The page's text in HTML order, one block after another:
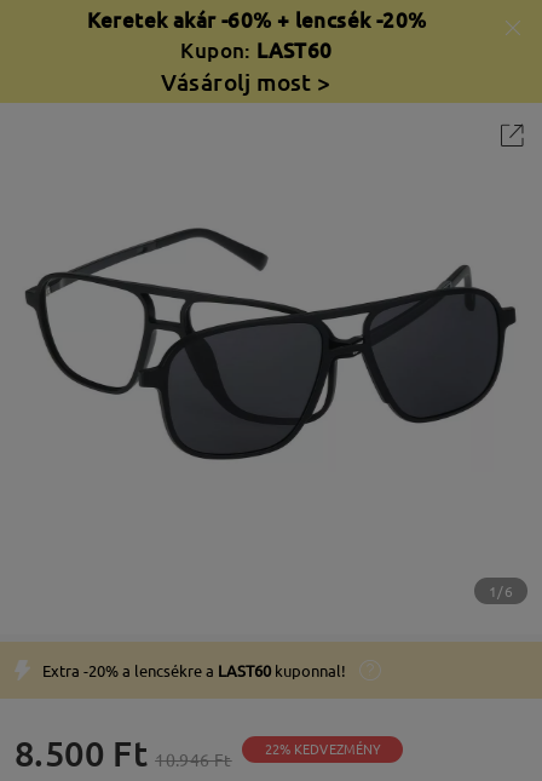
Keretek akár -60% + lencsék -20%
Kupon: LAST60
Vásárolj most >
1/6
Extra -20% a lencsékre a LAST60 kuponnal!
8.500 Ft 10.946 Ft 22% KEDVEZMÉNY